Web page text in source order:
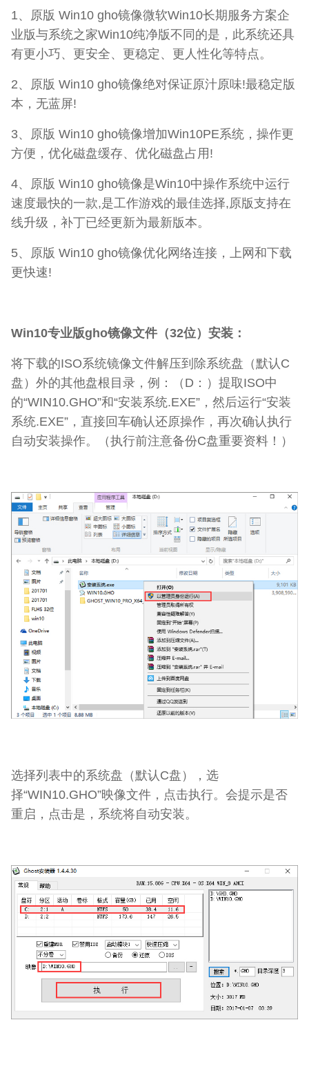
1、原版 Win10 gho镜像微软Win10长期服务方案企
业版与系统之家Win10纯净版不同的是，此系统还具
有更小巧、更安全、更稳定、更人性化等特点。
2、原版 Win10 gho镜像绝对保证原汁原味!最稳定版
本，无蓝屏!
3、原版 Win10 gho镜像增加Win10PE系统，操作更
方便，优化磁盘缓存、优化磁盘占用!
4、原版 Win10 gho镜像是Win10中操作系统中运行
速度最快的一款,是工作游戏的最佳选择,原版支持在
线升级，补丁已经更新为最新版本。
5、原版 Win10 gho镜像优化网络连接，上网和下载
更快速!
Win10专业版gho镜像文件（32位）安装：
将下载的ISO系统镜像文件解压到除系统盘（默认C
盘）外的其他盘根目录，例：（D：）提取ISO中
的“WIN10.GHO”和“安装系统.EXE”，然后运行“安装
系统.EXE”，直接回车确认还原操作，再次确认执行
自动安装操作。（执行前注意备份C盘重要资料！）
选择列表中的系统盘（默认C盘），选
择“WIN10.GHO”映像文件，点击执行。会提示是否
重启，点击是，系统将自动安装。